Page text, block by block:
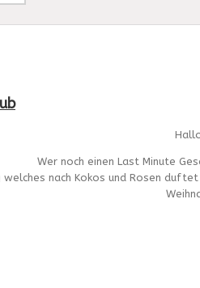
Wer noch einen Last Minute
welches nach Kokos und Rosen